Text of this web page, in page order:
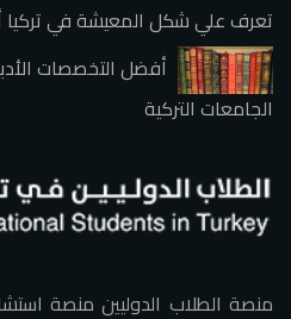
تعرف علي شكل المعيشة في تركيا
أفضل التخصصات
الجامعات التركية
منصة الطلاب الدوليين منصة